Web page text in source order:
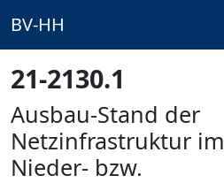
BV-HH
21-2130.1
Ausbau-Stand der
Netzinfrastruktur
Nieder- bzw.